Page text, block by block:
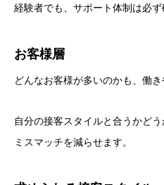
経験者でも、サポート体制は必ず
お客様層
どんなお客様が多いのかも、働き
自分の接客スタイルと合うかど
ミスマッチを減らせます。